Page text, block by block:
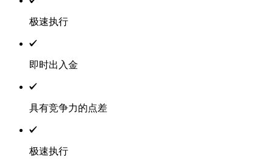
极速执行
即时出入金
具有竞争力的点差
极速执行